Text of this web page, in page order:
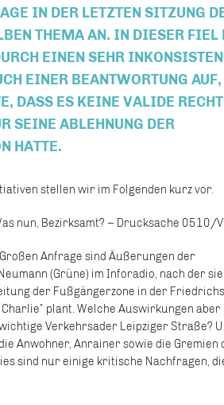
IN DER LETZTEN SITZUNG
THEMA AN. IN DIESER FIEL
EINEN SEHR
EINER BEANTWORTUNG AUF,
DASS ES KEINE VALIDE
SEINE ABLEHNUNG DER
HATTE.
stellen wir im Folgenden kurz vor.
nun, Bezirksamt? – Drucksache 0510/
Anfrage sind Äußerungen der
(Grüne) im Inforadio, nach der sie
der Fußgängerzone in der
Charlie“ plant. Welche Auswirkungen
Verkehrsader Leipziger Straße?
Anwohner, Anrainer sowie die Gremien
sind nur einige kritische Nachfragen,